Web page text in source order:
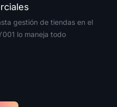
gestión de tiendas en el
lo maneja todo